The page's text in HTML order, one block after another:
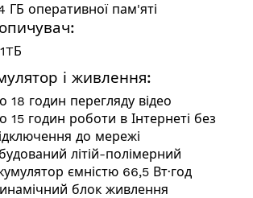
ГБ оперативної пам'яті
і живлення:
18 годин перегляду відео
15 годин роботи в Інтернеті без
до мережі
літій-полімерний
ємністю 66,5 Вт·год
блок живлення